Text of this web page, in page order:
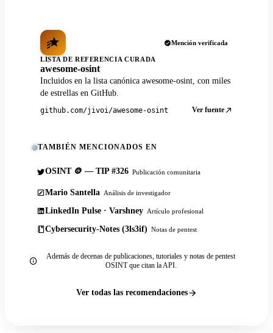
Mención verificada
LISTA DE REFERENCIA CURADA
awesome-osint
Incluidos en la lista canónica awesome-osint, con miles
de estrellas en GitHub.
github.com/jivoi/awesome-osint Ver fuente
TAMBIÉN MENCIONADOS EN
OSINT 🪙 — TIP #326 Publicación comunitaria
Mario Santella Análisis de investigador
LinkedIn Pulse · Varshney Artículo profesional
Cybersecurity-Notes (3ls3if) Notas de pentest
Además de decenas de publicaciones, tutoriales y notas de pentest
OSINT que citan la API.
Ver todas las recomendaciones